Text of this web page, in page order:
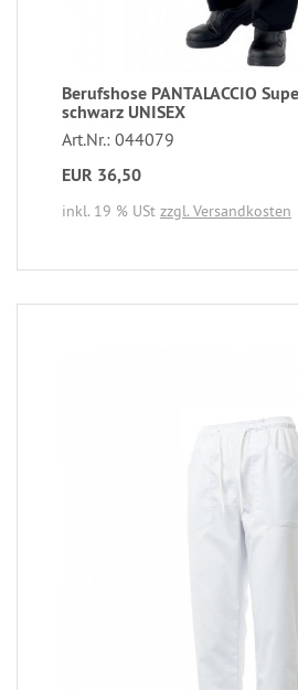
Berufshose PANTALACCIO
schwarz UNISEX
Art.Nr.: 044079
EUR 36,50
inkl. 19 % USt zzgl. Versandkosten